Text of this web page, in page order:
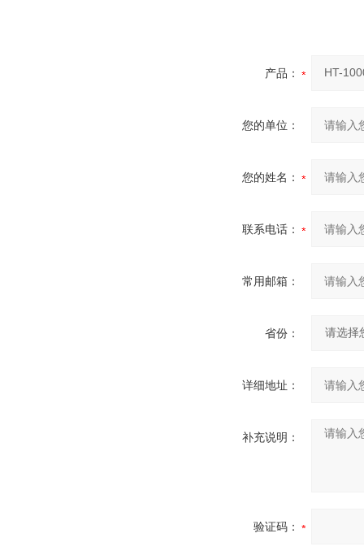
产品：
您的单位：
您的姓名：
联系电话：
常用邮箱：
省份：
详细地址：
补充说明：
验证码：